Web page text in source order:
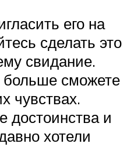
его на
сделать это
свидание.
сможете
чувствах.
достоинства и
хотели